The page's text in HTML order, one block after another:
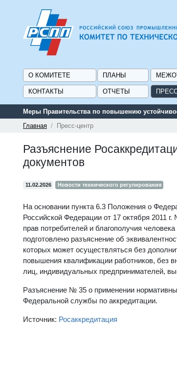
О КОМИТЕТЕ ПЛАНЫ
КОНТАКТЫ ОТЧЕТЫ
Меры Правительства по повышению
Главная
Пресс-центр
Разъяснение
документов
11.02.2026 Новости технического регулирования
На основании пункта 6.3 Положения о
Российской Федерации от 17 октября 2011
прав потребителей и благополучия
подготовлено разъяснение об
которых может осуществляться без
повышения квалификации работников, без
лиц, индивидуальных предпринимателей,
Разъяснение № 35 о применении
Федеральной службы по аккредитации.
Источник: Росаккредитация